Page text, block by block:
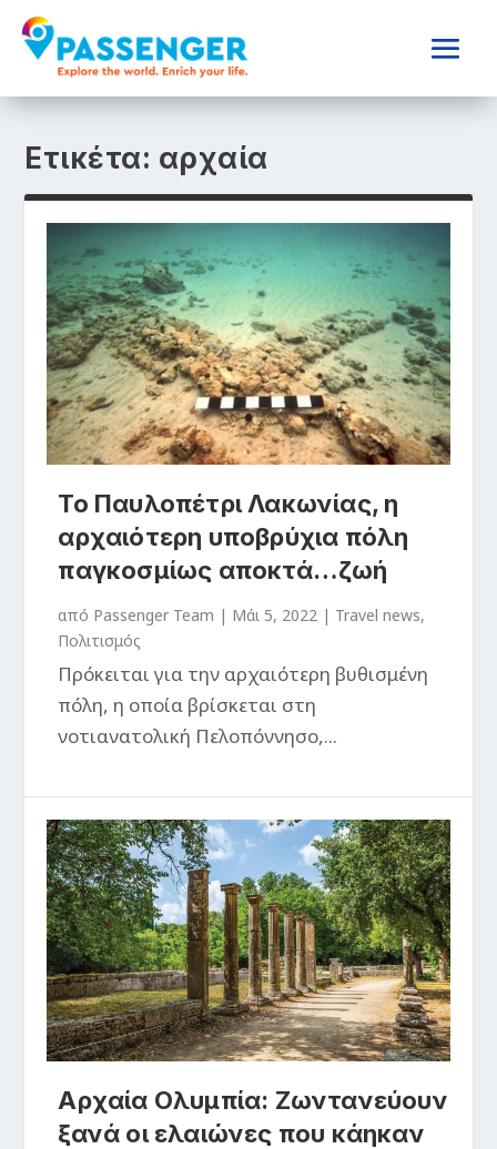
Ετικέτα: αρχαία
Το Παυλοπέτρι Λακωνίας, η
αρχαιότερη υποβρύχια πόλη
παγκοσμίως αποκτά…ζωή
από Passenger Team | Μάι 5, 2022 | Travel news,
Πολιτισμός
Πρόκειται για την αρχαιότερη βυθισμένη
πόλη, η οποία βρίσκεται στη
νοτιανατολική Πελοπόννησο,...
Αρχαία Ολυμπία: Ζωντανεύουν
ξανά οι ελαιώνες που κάηκαν